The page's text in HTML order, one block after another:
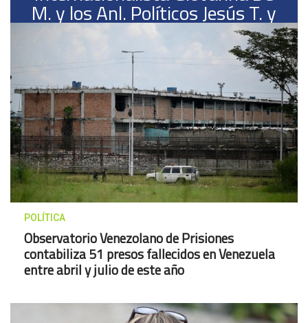
M. y los Anl. Políticos Jesús T. y
Giulio C.
POLÍTICA
Observatorio Venezolano de Prisiones
contabiliza 51 presos fallecidos en Venezuela
entre abril y julio de este año